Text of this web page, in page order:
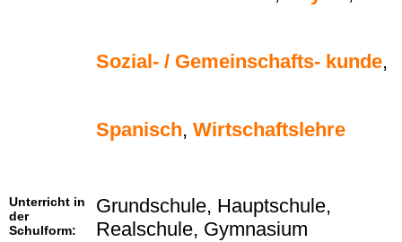
Sozial- / Gemeinschafts- kunde,
Spanisch, Wirtschaftslehre
Unterricht in
der
Schulform:
Grundschule, Hauptschule,
Realschule, Gymnasium